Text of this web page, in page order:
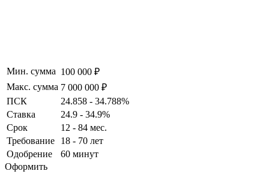
Мин. сумма 100 000 ₽
Макс. сумма 7 000 000 ₽
ПСК
24.858 - 34.788%
Ставка
24.9 - 34.9%
Срок
12 - 84 мес.
Требование
18 - 70 лет
Одобрение
60 минут
Оформить